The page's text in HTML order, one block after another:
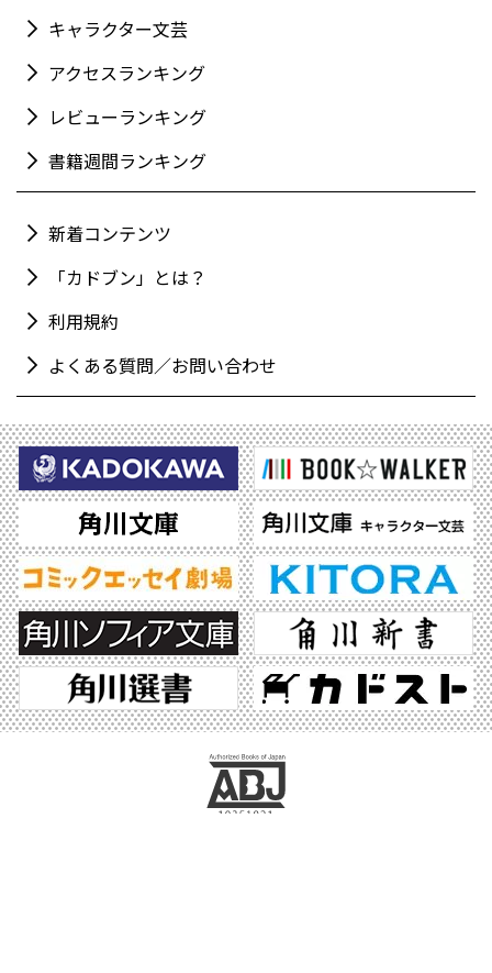
キャラクター文芸
アクセスランキング
レビューランキング
書籍週間ランキング
新着コンテンツ
「カドブン」とは？
利用規約
よくある質問／お問い合わせ